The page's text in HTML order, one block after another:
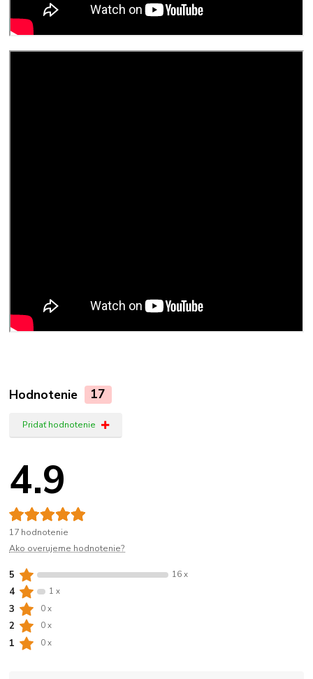
Hodnotenie 17
Pridať hodnotenie
4.9
17 hodnotenie
Ako overujeme hodnotenie?
5 16 x
4 1 x
3 0 x
2 0 x
1 0 x